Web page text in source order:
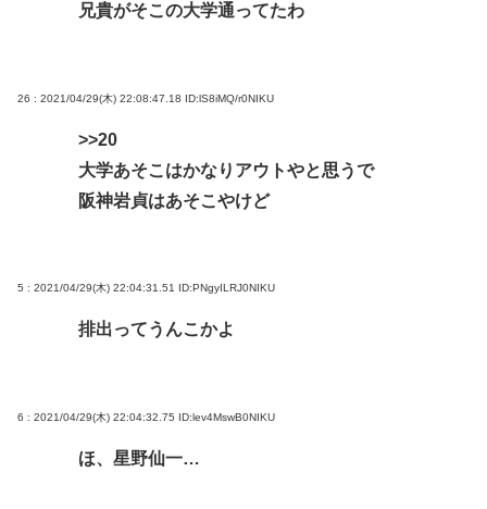
兄貴がそこの大学通ってたわ
26 : 2021/04/29(木) 22:08:47.18 ID:lS8iMQ/r0NIKU
>>20
大学あそこはかなりアウトやと思うで
阪神岩貞はあそこやけど
5 : 2021/04/29(木) 22:04:31.51 ID:PNgyILRJ0NIKU
排出ってうんこかよ
6 : 2021/04/29(木) 22:04:32.75 ID:lev4MswB0NIKU
ほ、星野仙一…